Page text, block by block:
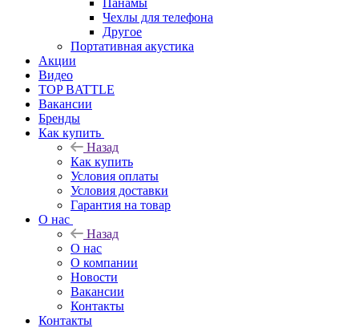
Панамы
Чехлы для телефона
Другое
Портативная акустика
Акции
Видео
TOP BATTLE
Вакансии
Бренды
Как купить
Назад
Как купить
Условия оплаты
Условия доставки
Гарантия на товар
О нас
Назад
О нас
О компании
Новости
Вакансии
Контакты
Контакты